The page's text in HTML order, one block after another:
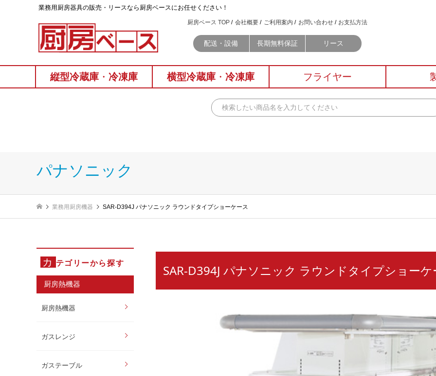
業務⽤厨房器具の販売・リースなら厨房ベースにお任せください！
厨房ベース TOP 会社概要 ご利用案内 お問い合わせ お支払方法
配送・設備 長期無料保証 リース
縦型冷蔵庫 ・ 冷凍庫 横型冷蔵庫 ・ 冷凍庫 フライヤー
パナソニック
業務用厨房機器 SAR-D394J パナソニック ラウンドタイプショーケース
カ テゴリーから探す
厨房熱機器
厨房熱機器
ガスレンジ
ガステーブル
SAR-D394J パナソニック ラウンドタイプショーケ